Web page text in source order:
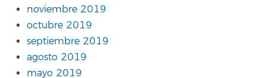
noviembre 2019
octubre 2019
septiembre 2019
agosto 2019
mayo 2019